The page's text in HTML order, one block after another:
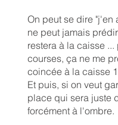
On peut se dire "j'en
ne peut jamais
restera à la caisse
courses, ça ne me
coincée à la caisse
Et puis, si on veut
place qui sera juste
forcément à l'ombre.